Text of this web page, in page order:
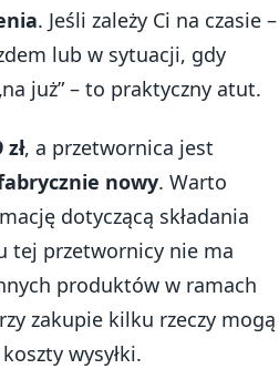
. Jeśli zależy Ci na czasie –
lub w sytuacji, gdy
już” – to praktyczny atut.
zł, a przetwornica jest
nowy. Warto
dotyczącą składania
tej przetwornicy nie ma
produktów w ramach
zakupie kilku rzeczy mogą
wysyłki.